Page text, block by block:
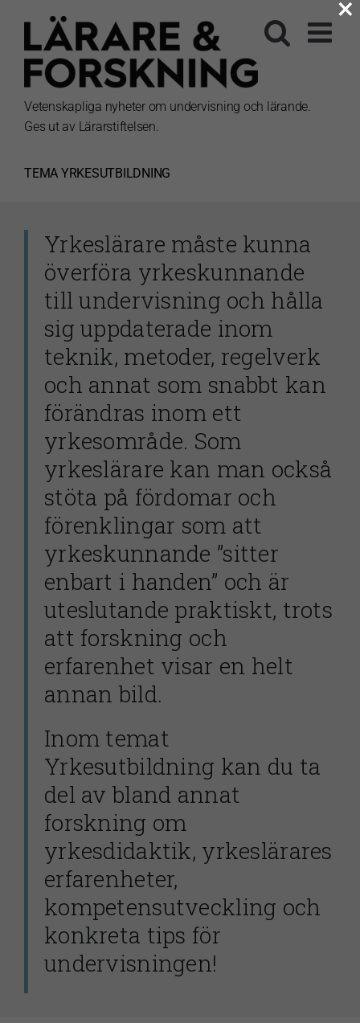
innehållet
Vetenskapliga nyheter om undervisning och lärande.
Ges ut av Lärarstiftelsen.
TEMA YRKESUTBILDNING
Yrkeslärare måste kunna
överföra yrkeskunnande
till undervisning och hålla
sig uppdaterade inom
teknik, metoder, regelverk
och annat som snabbt kan
förändras inom ett
yrkesområde. Som
yrkeslärare kan man också
stöta på fördomar och
förenklingar som att
yrkeskunnande ”sitter
enbart i handen” och är
uteslutande praktiskt, trots
att forskning och
erfarenhet visar en helt
annan bild.
Inom temat
Yrkesutbildning kan du ta
del av bland annat
forskning om
yrkesdidaktik, yrkeslärares
erfarenheter,
kompetensutveckling och
konkreta tips för
undervisningen!